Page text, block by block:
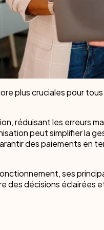
de neuf ?
peut vous aider à éliminer la
le travail dans toutes vos
humaines
de vente/revenus
département solutions
plus cruciales pour
réduisant les erreurs
peut simplifier la
des paiements en
ses
des décisions éclairées